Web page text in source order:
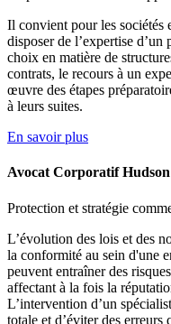
Il convient pour les sociétés
disposer de l’expertise
choix en matière de
contrats, le recours à un
œuvre des étapes
à leurs suites.
En savoir plus
Avocat Corporatif Hudson
Protection et stratégie
L’évolution des lois et des
la conformité au sein d'une
peuvent entraîner des
affectant à la fois la
L’intervention d’un
totale et d’éviter des